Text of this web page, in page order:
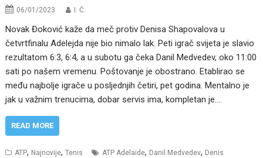
06/01/2023 I. Ć.
Novak Đoković kaže da meč protiv Denisa Shapovalova u
četvrtfinalu Adelejda nije bio nimalo lak. Peti igrač svijeta je slavio
rezultatom 6:3, 6:4, a u subotu ga čeka Danil Medvedev, oko 11:00
sati po našem vremenu. Poštovanje je obostrano. Etablirao se
među najbolje igrače u posljednjih četiri, pet godina. Mentalno je
jak u važnim trenucima, dobar servis ima, kompletan je.…
READ MORE
ATP, Najnovije,Tenis ATP Adelaide, Danil Medvedev, Denis